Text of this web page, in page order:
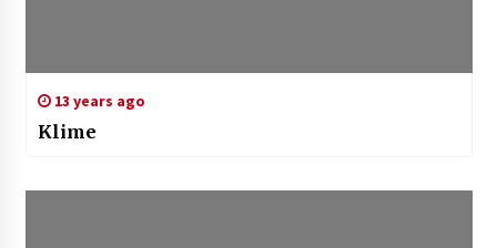
13 years ago
Klime